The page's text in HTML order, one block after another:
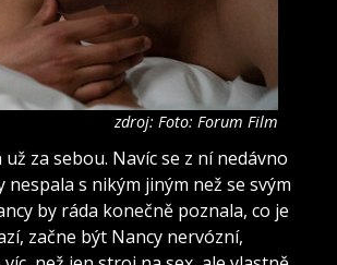
zdroj: Foto: Forum Film
za sebou. Navíc se z ní nedávno
nespala s nikým jiným než se svým
by ráda konečně poznala, co je
začne být Nancy nervózní,